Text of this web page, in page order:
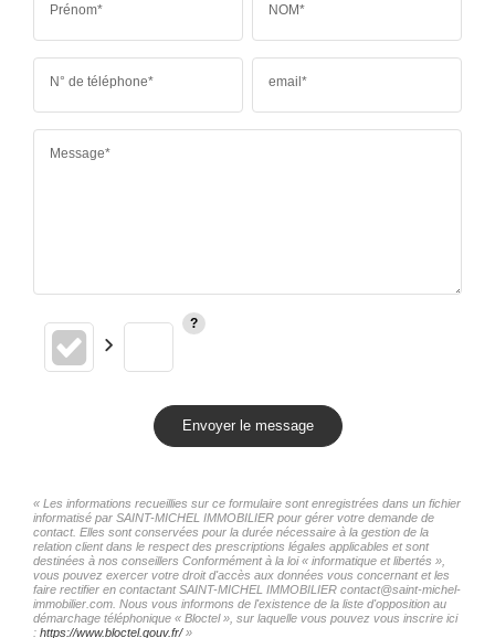
Prénom* NOM*
N° de téléphone* email*
Message*
Envoyer le message
« Les informations recueillies sur ce formulaire sont enregistrées dans un fichier
informatisé par SAINT-MICHEL IMMOBILIER pour gérer votre demande de
contact. Elles sont conservées pour la durée nécessaire à la gestion de la
relation client dans le respect des prescriptions légales applicables et sont
destinées à nos conseillers Conformément à la loi « informatique et libertés »,
vous pouvez exercer votre droit d'accès aux données vous concernant et les
faire rectifier en contactant SAINT-MICHEL IMMOBILIER contact@saint-michel-
immobilier.com. Nous vous informons de l'existence de la liste d'opposition au
démarchage téléphonique « Bloctel », sur laquelle vous pouvez vous inscrire ici
: https://www.bloctel.gouv.fr/»